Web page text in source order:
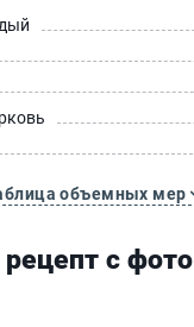
объемных мер
с фото